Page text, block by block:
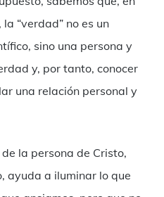
“verdad” no es un
sino una persona y
y, por tanto, conocer
una relación personal y
la persona de Cristo,
ayuda a iluminar lo que